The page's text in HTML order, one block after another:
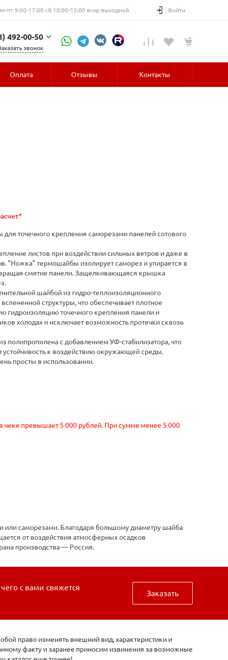
пт 9:00-17:00 сб 10:00-15:00 вскр выходной Войти
492-00-50
звонок
Оплата Отзывы Контакты
точечного крепления саморезами панелей сотового
листов при воздействии сильных ветров и даже в
"Ножка" термошайбы изолирует саморез и упирается в
смятие панели. Защелкивающаяся крышка
шайбой из гидро-теплоизоляционного
структуры, что обеспечивает плотное
гидроизоляцию точечного крепления панели и
холода» и исключает возможность протечки сквозь
полипропилена с добавлением УФ-стабилизатора, что
устойчивость к воздействию окружающей среды.
просты в использовании.
чеке превышает 5 000 рублей. При сумме менее 5 000
или саморезами. Благодаря большому диаметру шайба
от воздействия атмосферных осадков
производства — Россия.
с вами свяжется
Заказать
право изменять внешний вид, характеристики и
факту и заранее приносим извинения за возможные